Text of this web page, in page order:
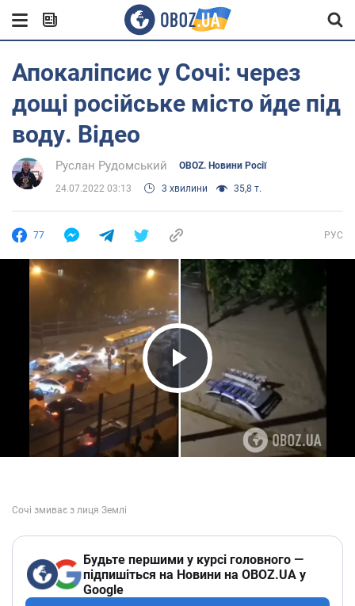
Апокаліпсис у Сочі: через
дощі російське місто йде під
воду. Відео
Руслан Рудомський OBOZ. Новини Росії
24.07.2022 03:13 3 хвилини 35,8 т.
77 РУС
Play Video
Будьте першими у курсі головного —
підпишіться на Новини на OBOZ.UA у
Google